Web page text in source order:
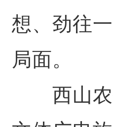
想、劲往
局面。
西山农